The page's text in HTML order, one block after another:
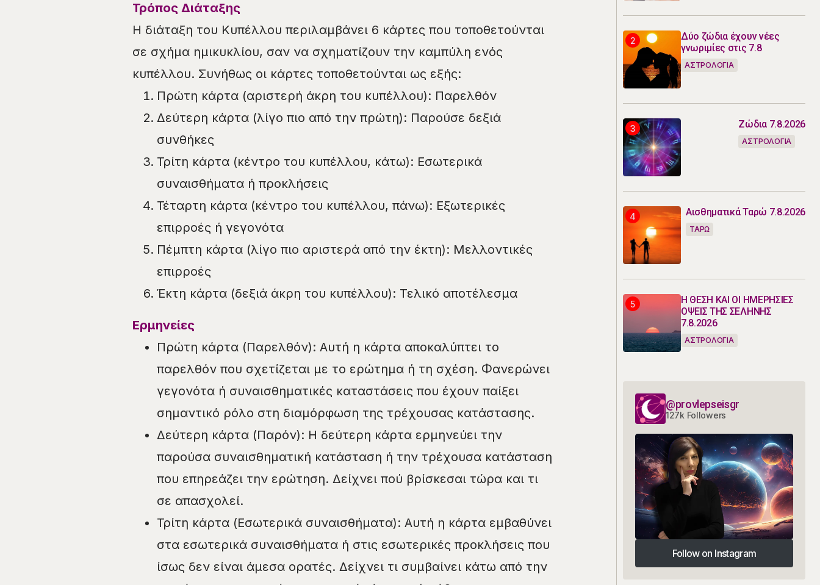
Τρόπος Διάταξης
Η διάταξη του Κυπέλλου περιλαμβάνει 6 κάρτες που τοποθετούνται
σε σχήμα ημικυκλίου, σαν να σχηματίζουν την καμπύλη ενός
κυπέλλου. Συνήθως οι κάρτες τοποθετούνται ως εξής:
Πρώτη κάρτα (αριστερή άκρη του κυπέλλου): Παρελθόν
Δεύτερη κάρτα (λίγο πιο από την πρώτη): Παρούσε δεξιά
συνθήκες
Τρίτη κάρτα (κέντρο του κυπέλλου, κάτω): Εσωτερικά
συναισθήματα ή προκλήσεις
Τέταρτη κάρτα (κέντρο του κυπέλλου, πάνω): Εξωτερικές
επιρροές ή γεγονότα
Πέμπτη κάρτα (λίγο πιο αριστερά από την έκτη): Μελλοντικές
επιρροές
Έκτη κάρτα (δεξιά άκρη του κυπέλλου): Τελικό αποτέλεσμα
Ερμηνείες
Πρώτη κάρτα (Παρελθόν): Αυτή η κάρτα αποκαλύπτει το
παρελθόν που σχετίζεται με το ερώτημα ή τη σχέση. Φανερώνει
γεγονότα ή συναισθηματικές καταστάσεις που έχουν παίξει
σημαντικό ρόλο στη διαμόρφωση της τρέχουσας κατάστασης.
Δεύτερη κάρτα (Παρόν): Η δεύτερη κάρτα ερμηνεύει την
παρούσα συναισθηματική κατάσταση ή την τρέχουσα κατάσταση
που επηρεάζει την ερώτηση. Δείχνει πού βρίσκεσαι τώρα και τι
σε απασχολεί.
Τρίτη κάρτα (Εσωτερικά συναισθήματα): Αυτή η κάρτα εμβαθύνει
στα εσωτερικά συναισθήματα ή στις εσωτερικές προκλήσεις που
ίσως δεν είναι άμεσα ορατές. Δείχνει τι συμβαίνει κάτω από την
Δύο ζώδια έχουν νέες
γνωριμίες στις 7.8
ΑΣΤΡΟΛΟΓΙΑ
Ζώδια 7.8.2026
ΑΣΤΡΟΛΟΓΙΑ
Αισθηματικά Ταρώ 7.8.2026
ΤΑΡΩ
Η ΘΕΣΗ ΚΑΙ ΟΙ ΗΜΕΡΗΣΙΕΣ
ΟΨΕΙΣ ΤΗΣ ΣΕΛΗΝΗΣ
7.8.2026
ΑΣΤΡΟΛΟΓΙΑ
@provlepseisgr
127k Followers
Follow on Instagram
Follow on Instagram